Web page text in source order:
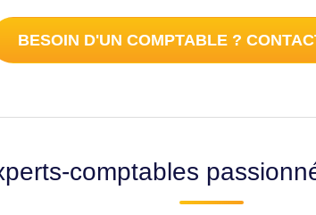
BESOIN D'UN COMPTABLE ?
comptables